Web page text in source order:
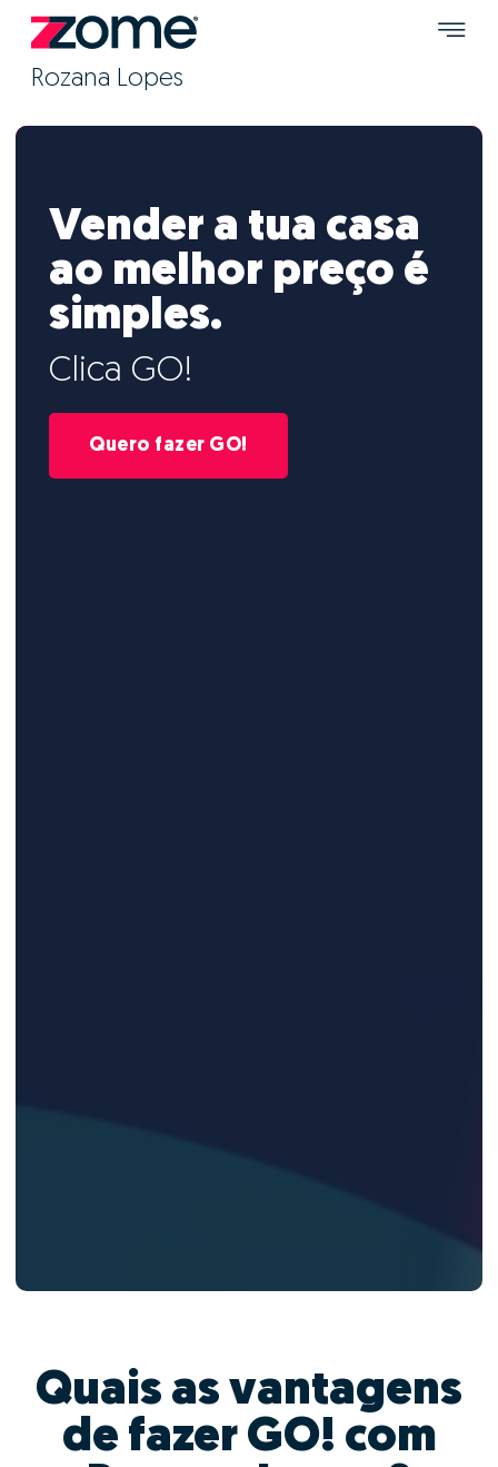
Rozana Lopes
Vender a tua casa
ao melhor preço é
simples.
Clica GO!
Quero fazer GO!